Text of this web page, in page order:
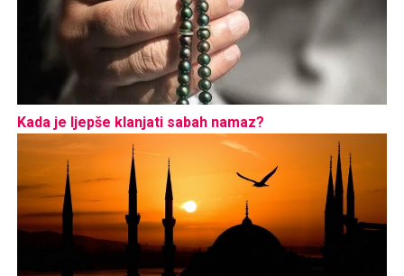
Kada je ljepše klanjati sabah namaz?